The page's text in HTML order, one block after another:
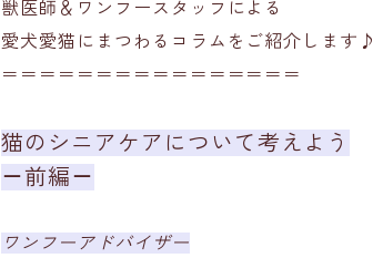
獣医師＆ワンフースタッフによる
愛犬愛猫にまつわるコラムをご紹介します♪
＝＝＝＝＝＝＝＝＝＝＝＝＝＝＝＝
猫のシニアケアについて考えよう
－前編－
ワンフーアドバイザー